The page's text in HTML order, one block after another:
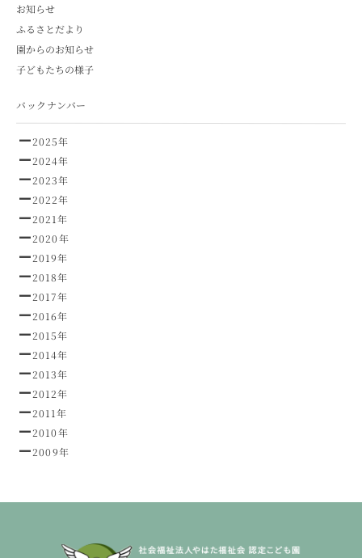
お知らせ
ふるさとだより
園からのお知らせ
子どもたちの様子
バックナンバー
2025年
2024年
2023年
2022年
2021年
2020年
2019年
2018年
2017年
2016年
2015年
2014年
2013年
2012年
2011年
2010年
2009年